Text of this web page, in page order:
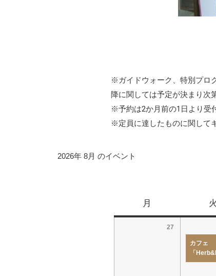
※ガイドウォーク、特別プロ
降に関しては予定が決まり次
※予約は2か月前の1日より受
※定員に達したものに関して
2026年 8月 のイベント
月 火
27
カフェ
「